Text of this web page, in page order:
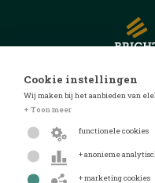
© 2026
Cookie instellingen
Wij maken bij het aanbieden van
+ Toon meer
functionele cookies
+ anonieme
+ marketing cookies